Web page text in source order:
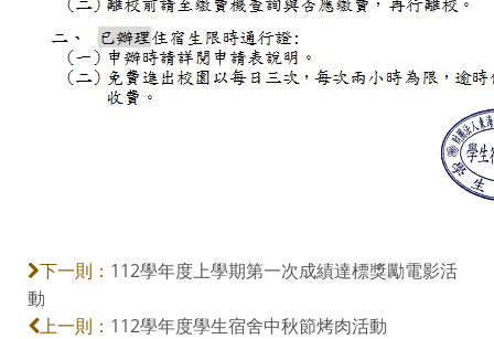
下一則： 112學年度上學期第一次成績達標獎勵電影活
動
上一則： 112學年度學生宿舍中秋節烤肉活動